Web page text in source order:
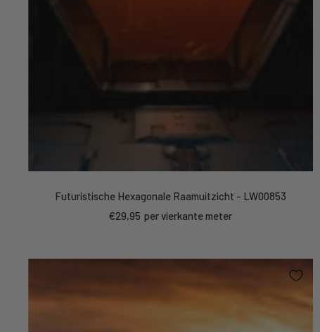
Futuristische Hexagonale Raamuitzicht - LW00853
Sale
€29,95 per vierkante meter